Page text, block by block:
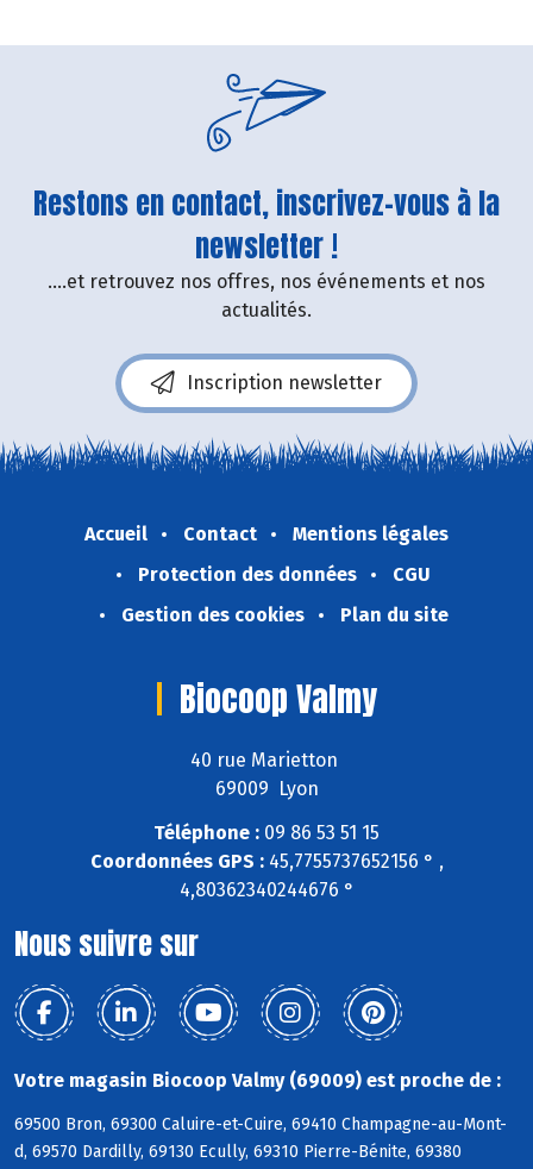
Restons en contact, inscrivez-vous à la
newsletter !
....et retrouvez nos offres, nos événements et nos
actualités.
Inscription newsletter
Accueil Contact
Mentions légales
Protection des données
CGU
Gestion des cookies
Plan du site
Biocoop Valmy
40 rue Marietton
69009 Lyon
Téléphone : 09 86 53 51 15
Coordonnées GPS :45,7755737652156 ° ,
4,80362340244676 °
Nous suivre sur
Votre magasin Biocoop Valmy (69009) est proche de :
69500 Bron, 69300 Caluire-et-Cuire, 69410 Champagne-au-Mont-
d, 69570 Dardilly, 69130 Ecully, 69310 Pierre-Bénite, 69380